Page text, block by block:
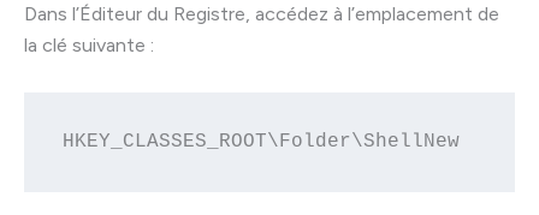
Dans l’Éditeur du Registre, accédez à l’emplacement de
la clé suivante :
HKEY_CLASSES_ROOT\Folder\ShellNew